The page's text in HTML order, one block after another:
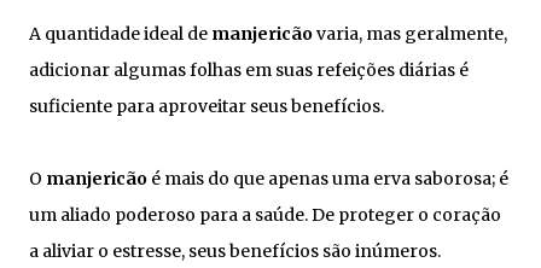
A quantidade ideal de manjericãovaria, mas geralmente,
adicionar algumas folhas em suas refeições diárias é
suficiente para aproveitar seus benefícios.
O manjericão é mais do que apenas uma erva saborosa; é
um aliado poderoso para a saúde. De proteger o coração
a aliviar o estresse, seus benefícios são inúmeros.